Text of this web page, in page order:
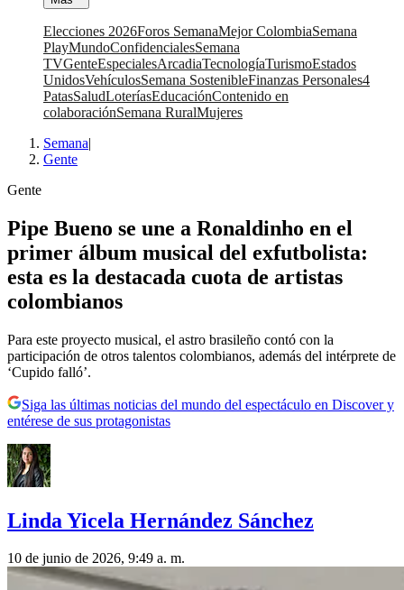
Elecciones 2026Foros SemanaMejor ColombiaSemana
PlayMundoConfidencialesSemana
TVGenteEspecialesArcadiaTecnologíaTurismoEstados
UnidosVehículosSemana SostenibleFinanzas Personales4
PatasSaludLoteríasEducaciónContenido en
colaboraciónSemana RuralMujeres
Semana|
Gente
Gente
Pipe Bueno se une a Ronaldinho en el
primer álbum musical del exfutbolista:
esta es la destacada cuota de artistas
colombianos
Para este proyecto musical, el astro brasileño contó con la
participación de otros talentos colombianos, además del intérprete de
‘Cupido falló’.
Siga las últimas noticias del mundo del espectáculo en Discover y
entérese de sus protagonistas
Linda Yicela Hernández Sánchez
10 de junio de 2026, 9:49 a. m.